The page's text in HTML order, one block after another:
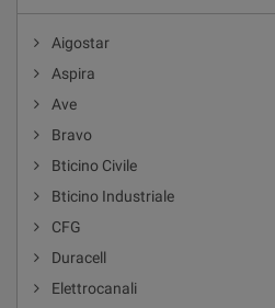
Aigostar
Aspira
Ave
Bravo
Bticino Civile
Bticino Industriale
CFG
Duracell
Elettrocanali